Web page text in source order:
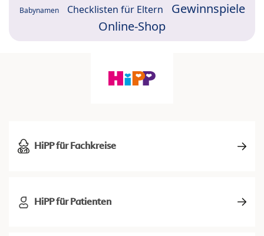
Babynamen Checklisten für Eltern
Gewinnspiele
Online-Shop
HiPP für Fachkreise
HiPP für Patienten